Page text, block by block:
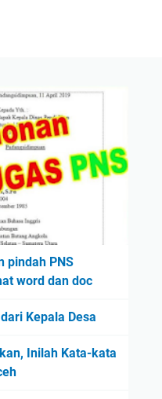
pindah PNS
word dan doc
Kepala Desa
Inilah Kata-kata